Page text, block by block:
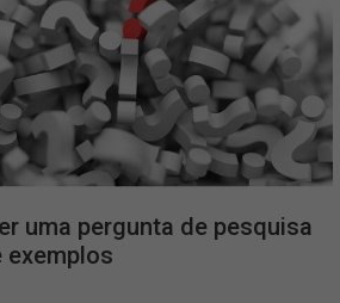
uma pergunta de pesquisa
exemplos